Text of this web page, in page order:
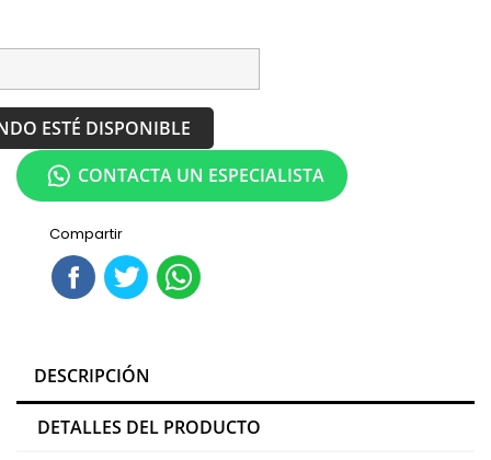
ESTÉ DISPONIBLE
Compartir
CONTACTA UN ESPECIALISTA
DESCRIPCIÓN
DETALLES DEL PRODUCTO